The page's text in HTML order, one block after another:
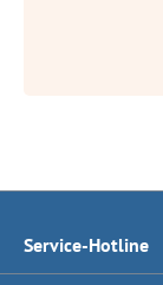
Service-Hotline